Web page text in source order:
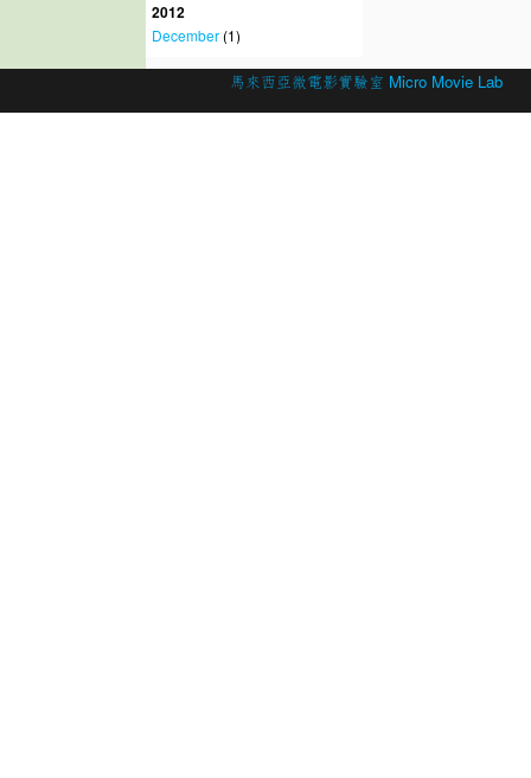
2012
December(1)
馬來西亞微電影實驗室 Micro Movie Lab